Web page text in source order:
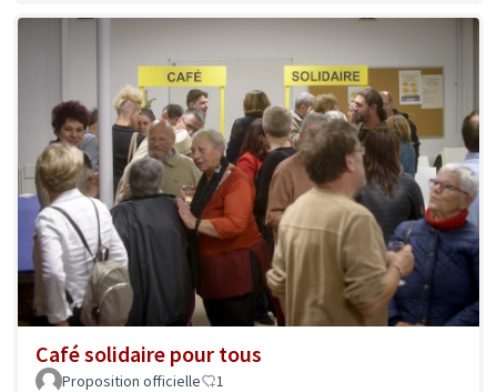
Café solidaire pour tous
Proposition officielle 1